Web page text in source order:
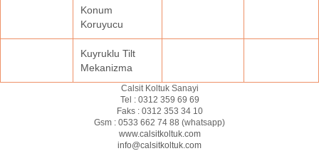
Konum
Koruyucu
Kuyruklu Tilt
Mekanizma
Calsit Koltuk Sanayi
Tel : 0312 359 69 69
Faks : 0312 353 34 10
Gsm : 0533 662 74 88 (whatsapp)
www.calsitkoltuk.com
info@calsitkoltuk.com